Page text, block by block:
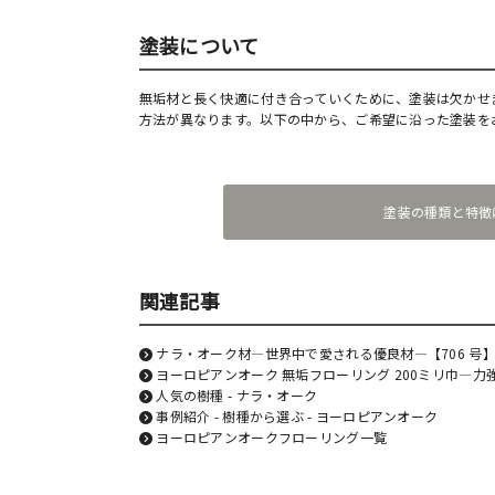
塗装について
無垢材と長く快適に付き合っていくために、塗装は欠か
方法が異なります。以下の中から、ご希望に沿った塗装
塗装の種類と特
関連記事
ナラ・オーク材―世界中で愛される優良材―【706 号】
ヨーロピアンオーク 無垢フローリング 200ミリ巾―
人気の樹種 - ナラ・オーク
事例紹介 - 樹種から選ぶ - ヨーロピアンオーク
ヨーロピアンオークフローリング一覧